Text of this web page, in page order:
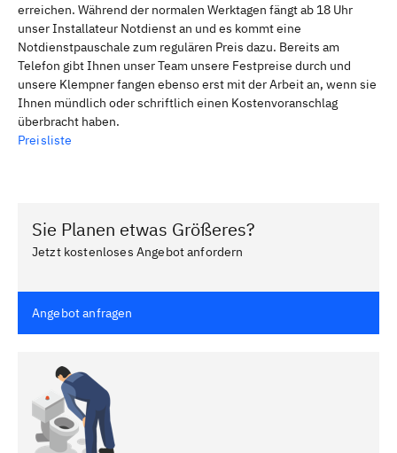
erreichen. Während der normalen Werktagen fängt ab 18 Uhr
unser Installateur Notdienst an und es kommt eine
Notdienstpauschale zum regulären Preis dazu. Bereits am
Telefon gibt Ihnen unser Team unsere Festpreise durch und
unsere Klempner fangen ebenso erst mit der Arbeit an, wenn sie
Ihnen mündlich oder schriftlich einen Kostenvoranschlag
überbracht haben.
Preisliste
Sie Planen etwas Größeres?
Jetzt kostenloses Angebot anfordern
Angebot anfragen